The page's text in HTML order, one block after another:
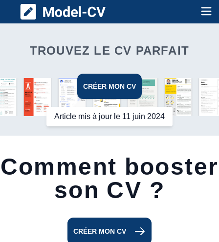
Model CV
TROUVEZ LE CV PARFAIT
CRÉER MON CV
Article mis à jour le 11 juin 2024
Comment booster
son CV ?
CRÉER MON CV